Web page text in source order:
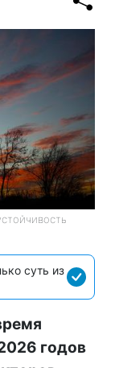
суть из
годов